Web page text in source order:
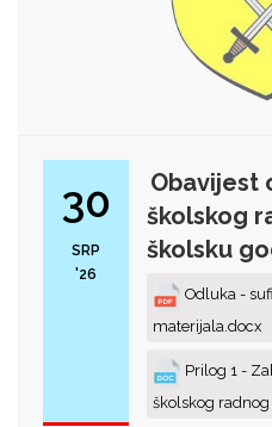
30
SRP
'26
Obavijest
školskog
školsku
Odluka -
materijala.docx
Prilog 1 -
školskog